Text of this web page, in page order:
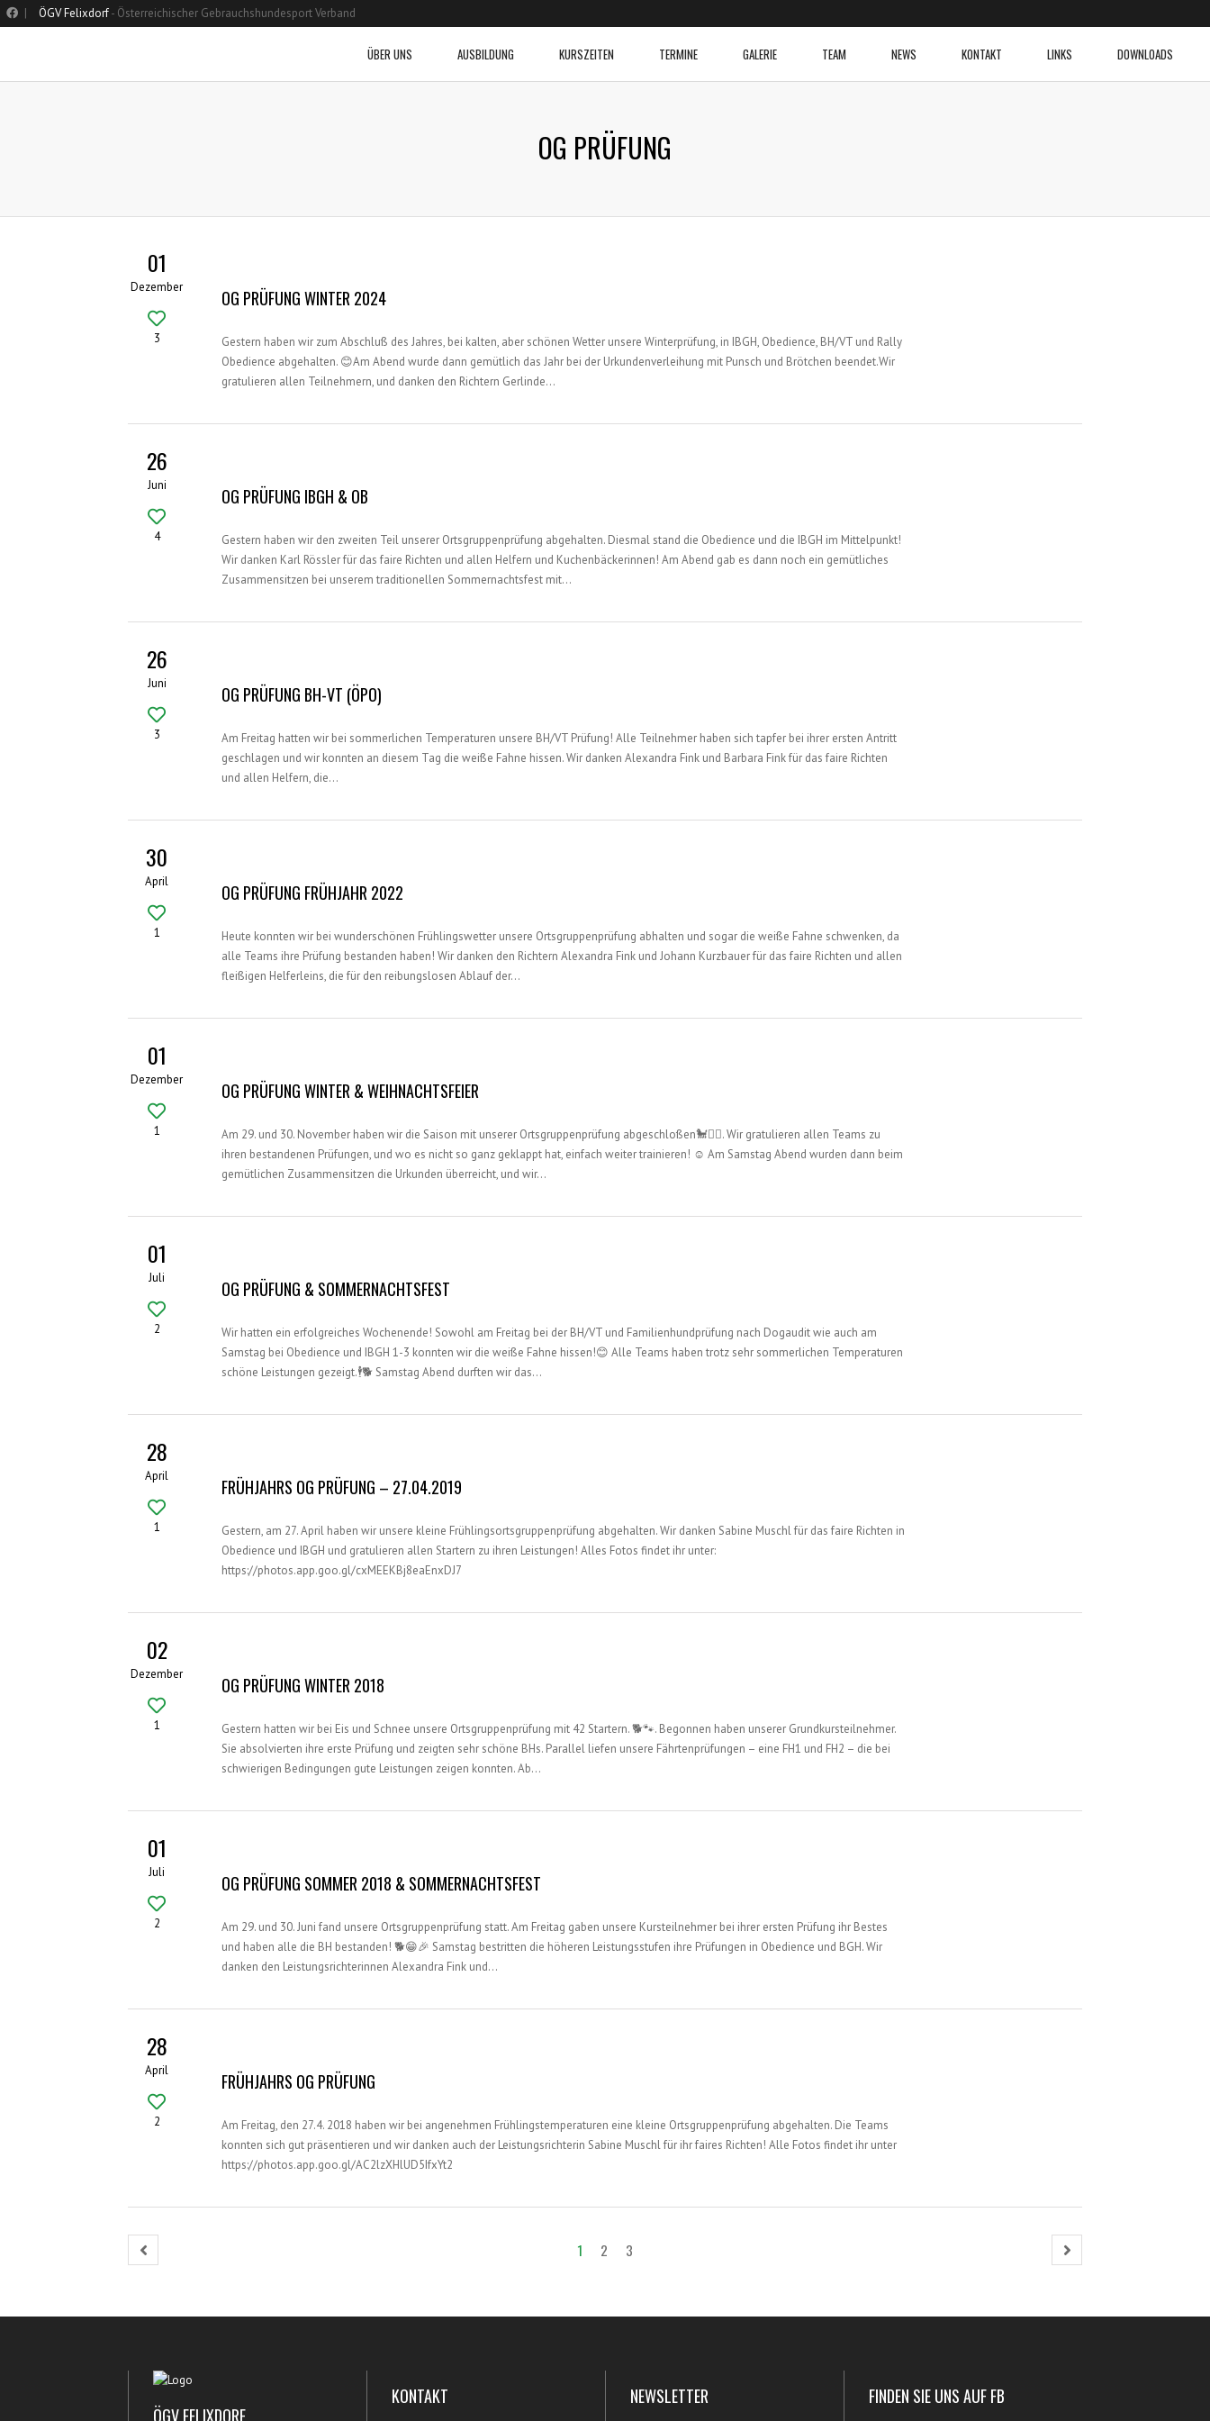
| ÖGV Felixdorf- Österreichischer Gebrauchshundesport Verband
ÜBER UNS AUSBILDUNG KURSZEITEN TERMINE GALERIE TEAM NEWS KONTAKT LINKS DOWNLOADS
OG PRÜFUNG
01
Dezember
3
OG PRÜFUNG WINTER 2024
Gestern haben wir zum Abschluß des Jahres, bei kalten, aber schönen Wetter unsere Winterprüfung, in IBGH, Obedience, BH/VT und Rally
Obedience abgehalten. 😊Am Abend wurde dann gemütlich das Jahr bei der Urkundenverleihung mit Punsch und Brötchen beendet.Wir
gratulieren allen Teilnehmern, und danken den Richtern Gerlinde…
26
Juni
4
OG PRÜFUNG IBGH & OB
Gestern haben wir den zweiten Teil unserer Ortsgruppenprüfung abgehalten. Diesmal stand die Obedience und die IBGH im Mittelpunkt!
Wir danken Karl Rössler für das faire Richten und allen Helfern und Kuchenbäckerinnen! Am Abend gab es dann noch ein gemütliches
Zusammensitzen bei unserem traditionellen Sommernachtsfest mit…
26
Juni
3
OG PRÜFUNG BH-VT (ÖPO)
Am Freitag hatten wir bei sommerlichen Temperaturen unsere BH/VT Prüfung! Alle Teilnehmer haben sich tapfer bei ihrer ersten Antritt
geschlagen und wir konnten an diesem Tag die weiße Fahne hissen. Wir danken Alexandra Fink und Barbara Fink für das faire Richten
und allen Helfern, die…
30
April
1
OG PRÜFUNG FRÜHJAHR 2022
Heute konnten wir bei wunderschönen Frühlingswetter unsere Ortsgruppenprüfung abhalten und sogar die weiße Fahne schwenken, da
alle Teams ihre Prüfung bestanden haben! Wir danken den Richtern Alexandra Fink und Johann Kurzbauer für das faire Richten und allen
fleißigen Helferleins, die für den reibungslosen Ablauf der…
01
Dezember
1
OG PRÜFUNG WINTER & WEIHNACHTSFEIER
Am 29. und 30. November haben wir die Saison mit unserer Ortsgruppenprüfung abgeschloßen🐩🚶‍♂️. Wir gratulieren allen Teams zu
ihren bestandenen Prüfungen, und wo es nicht so ganz geklappt hat, einfach weiter trainieren! ☺️ Am Samstag Abend wurden dann beim
gemütlichen Zusammensitzen die Urkunden überreicht, und wir…
01
Juli
2
OG PRÜFUNG & SOMMERNACHTSFEST
Wir hatten ein erfolgreiches Wochenende! Sowohl am Freitag bei der BH/VT und Familienhundprüfung nach Dogaudit wie auch am
Samstag bei Obedience und IBGH 1-3 konnten wir die weiße Fahne hissen!😊 Alle Teams haben trotz sehr sommerlichen Temperaturen
schöne Leistungen gezeigt.🕴🐕 Samstag Abend durften wir das…
28
April
1
FRÜHJAHRS OG PRÜFUNG – 27.04.2019
Gestern, am 27. April haben wir unsere kleine Frühlingsortsgruppenprüfung abgehalten. Wir danken Sabine Muschl für das faire Richten in
Obedience und IBGH und gratulieren allen Startern zu ihren Leistungen! Alles Fotos findet ihr unter:
https://photos.app.goo.gl/cxMEEKBj8eaEnxDJ7
02
Dezember
1
OG PRÜFUNG WINTER 2018
Gestern hatten wir bei Eis und Schnee unsere Ortsgruppenprüfung mit 42 Startern. 🐕🐾. Begonnen haben unserer Grundkursteilnehmer.
Sie absolvierten ihre erste Prüfung und zeigten sehr schöne BHs. Parallel liefen unsere Fährtenprüfungen – eine FH1 und FH2 – die bei
schwierigen Bedingungen gute Leistungen zeigen konnten. Ab…
01
Juli
2
OG PRÜFUNG SOMMER 2018 & SOMMERNACHTSFEST
Am 29. und 30. Juni fand unsere Ortsgruppenprüfung statt. Am Freitag gaben unsere Kursteilnehmer bei ihrer ersten Prüfung ihr Bestes
und haben alle die BH bestanden! 🐕😁🎉 Samstag bestritten die höheren Leistungsstufen ihre Prüfungen in Obedience und BGH. Wir
danken den Leistungsrichterinnen Alexandra Fink und…
28
April
2
FRÜHJAHRS OG PRÜFUNG
Am Freitag, den 27.4. 2018 haben wir bei angenehmen Frühlingstemperaturen eine kleine Ortsgruppenprüfung abgehalten. Die Teams
konnten sich gut präsentieren und wir danken auch der Leistungsrichterin Sabine Muschl für ihr faires Richten! Alle Fotos findet ihr unter
https://photos.app.goo.gl/AC2lzXHlUD5IfxYt2
1 2 3
ÖGV FELIXDORF
KONTAKT NEWSLETTER FINDEN SIE UNS AUF FB